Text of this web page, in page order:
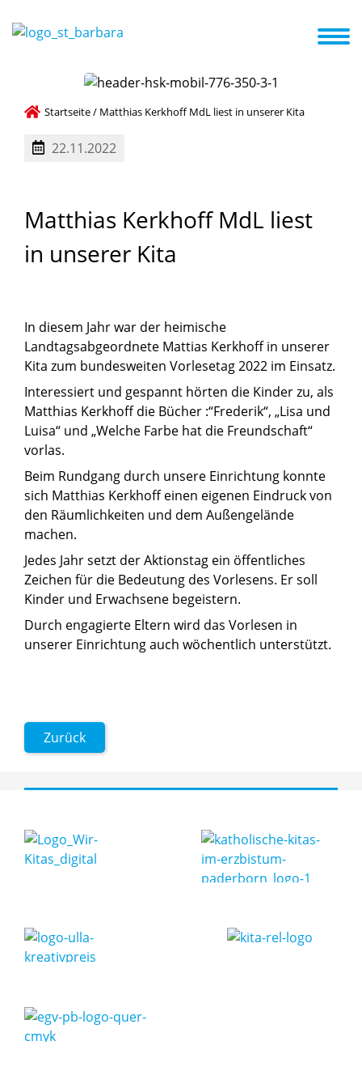
Anmeldung
Startseite/ Matthias Kerkhoff MdL liest in unserer Kita
22.11.2022
Matthias Kerkhoff MdL liest
in unserer Kita
In diesem Jahr war der heimische
Landtagsabgeordnete Mattias Kerkhoff in unserer
Kita zum bundesweiten Vorlesetag 2022 im Einsatz.
Interessiert und gespannt hörten die Kinder zu, als
Matthias Kerkhoff die Bücher :“Frederik“, „Lisa und
Luisa“ und „Welche Farbe hat die Freundschaft“
vorlas.
Beim Rundgang durch unsere Einrichtung konnte
sich Matthias Kerkhoff einen eigenen Eindruck von
den Räumlichkeiten und dem Außengelände
machen.
Jedes Jahr setzt der Aktionstag ein öffentliches
Zeichen für die Bedeutung des Vorlesens. Er soll
Kinder und Erwachsene begeistern.
Durch engagierte Eltern wird das Vorlesen in
unserer Einrichtung auch wöchentlich unterstützt.
Zurück